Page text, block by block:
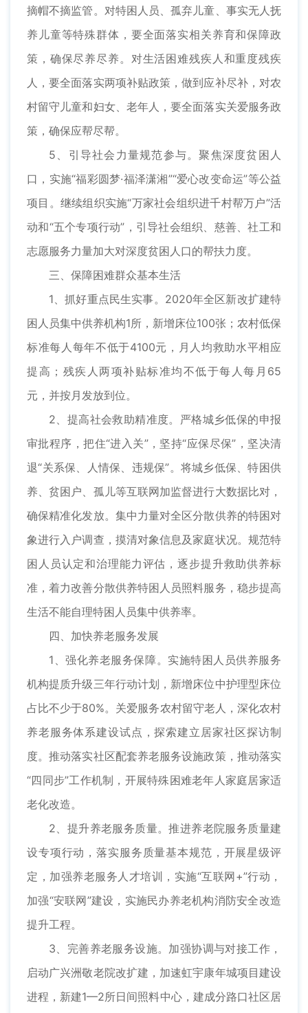
摘帽不摘监管。对特困人员、孤弃儿童、事实无人抚
养儿童等特殊群体，要全面落实相关养育和保障政
策，确保尽养尽养。对生活困难残疾人和重度残疾
人，要全面落实两项补贴政策，做到应补尽补，对农
村留守儿童和妇女、老年人，要全面落实关爱服务政
策，确保应帮尽帮。
5、引导社会力量规范参与。聚焦深度贫困人
口，实施“福彩圆梦·福泽潇湘”“爱心改变命运”等公益
项目。继续组织实施“万家社会组织进千村帮万户”活
动和“五个专项行动”，引导社会组织、慈善、社工和
志愿服务力量加大对深度贫困人口的帮扶力度。
三、保障困难群众基本生活
1、抓好重点民生实事。2020年全区新改扩建特
困人员集中供养机构1所，新增床位100张；农村低保
标准每人每年不低于4100元，月人均救助水平相应
提高；残疾人两项补贴标准均不低于每人每月65
元，并按月发放到位。
2、提高社会救助精准度。严格城乡低保的申报
审批程序，把住“进入关”，坚持“应保尽保”，坚决清
退“关系保、人情保、违规保”。将城乡低保、特困供
养、贫困户、孤儿等互联网加监督进行大数据比对，
确保精准化发放。集中力量对全区分散供养的特困对
象进行入户调查，摸清对象信息及家庭状况。规范特
困人员认定和治理能力评估，逐步提升救助供养标
准，着力改善分散供养特困人员照料服务，稳步提高
生活不能自理特困人员集中供养率。
四、加快养老服务发展
1、强化养老服务保障。实施特困人员供养服务
机构提质升级三年行动计划，新增床位中护理型床位
占比不少于80%。关爱服务农村留守老人，深化农村
养老服务体系建设试点，探索建立居家社区探访制
度。推动落实社区配套养老服务设施政策，推动落实
“四同步”工作机制，开展特殊困难老年人家庭居家适
老化改造。
2、提升养老服务质量。推进养老院服务质量建
设专项行动，落实服务质量基本规范，开展星级评
定，加强养老服务人才培训，实施“互联网+”行动，
加强“安联网”建设，实施民办养老机构消防安全改造
提升工程。
3、完善养老服务设施。加强协调与对接工作，
启动广兴洲敬老院改扩建，加速虹宇康年城项目建设
进程，新建1—2所日间照料中心，建成分路口社区居